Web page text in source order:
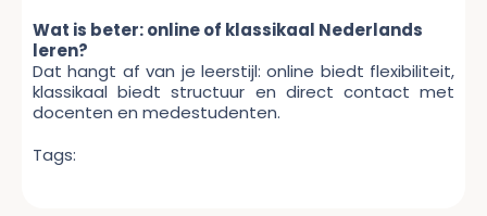
Wat is beter: online of klassikaal Nederlands
leren?
Dat hangt af van je leerstijl: online biedt flexibiliteit,
klassikaal biedt structuur en direct contact met
docenten en medestudenten.
Tags: